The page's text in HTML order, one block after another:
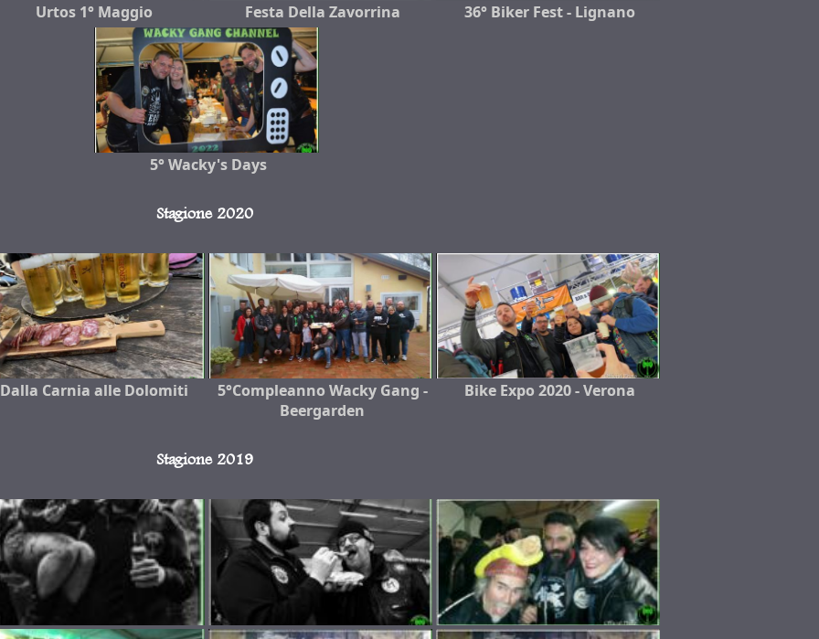
Urtos 1° Maggio Festa Della Zavorrina 36° Biker Fest - Lignano
5° Wacky's Days
Stagione 2020
Dalla Carnia alle Dolomiti
5°Compleanno Wacky Gang -
Beergarden
Bike Expo 2020 - Verona
Stagione 2019